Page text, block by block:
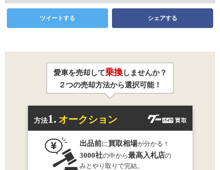
ツイートする シェアする
愛車を売却して乗換しませんか？
２つの売却方法から選択可能！
方法1. オークション
出品前に 買取相場が分かる！
3000社の中から最高入札店の
みとやり取りで完結。